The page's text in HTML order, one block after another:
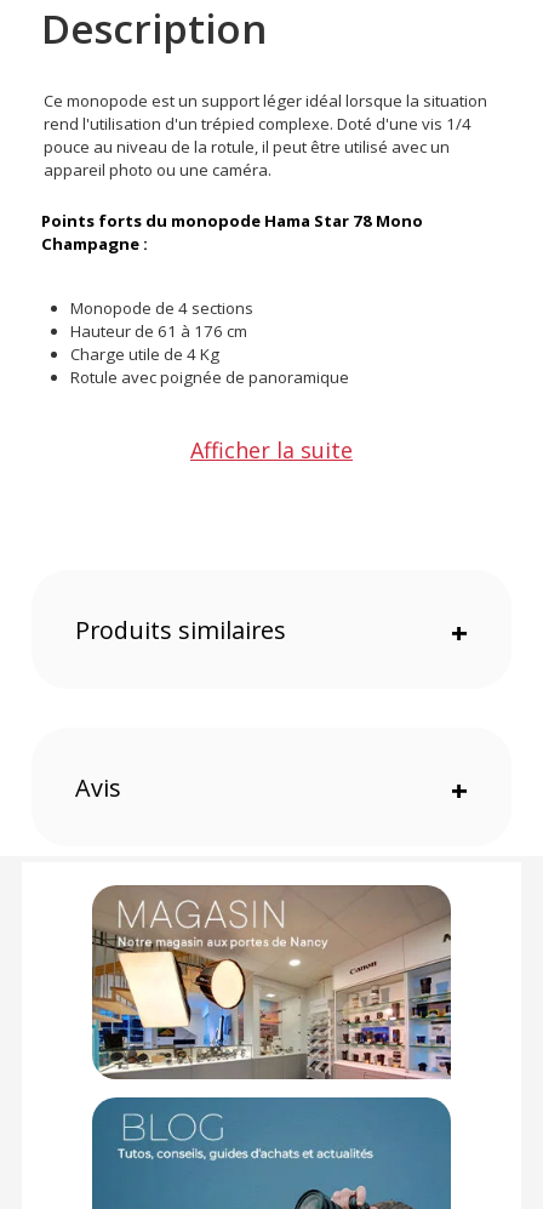
Description
Ce monopode est un support léger idéal lorsque la situation
rend l'utilisation d'un trépied complexe. Doté d'une vis 1/4
pouce au niveau de la rotule, il peut être utilisé avec un
appareil photo ou une caméra.
Points forts du monopode Hama Star 78 Mono
Champagne :
Monopode de 4 sections
Hauteur de 61 à 176 cm
Charge utile de 4 Kg
Rotule avec poignée de panoramique
Ce monopode a une hauteur réglable de 61 à 176 cm et il
Réglage de la hauteur : 61 à 176 cm
PHYSIQUE
Matériau : Aluminium
Poids : 665 grammes
Coloris : Champagne
CONTENU DU CARTON
1x Monopode Hama Star 78 Mono
1x Sac de transport
Offre valable jusqu'au 09-08-2026 inclus.
Code EAN Hama Star 78 Mono Champagne - Monopode -
Afficher la suite
Produits similaires +
Avis +